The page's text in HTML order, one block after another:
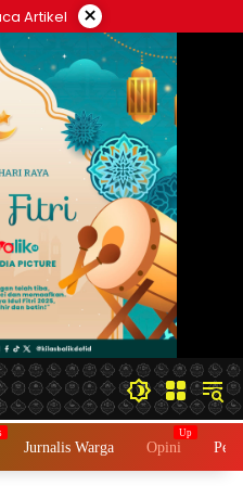
Artikel ×
Jurnalis Warga Opini